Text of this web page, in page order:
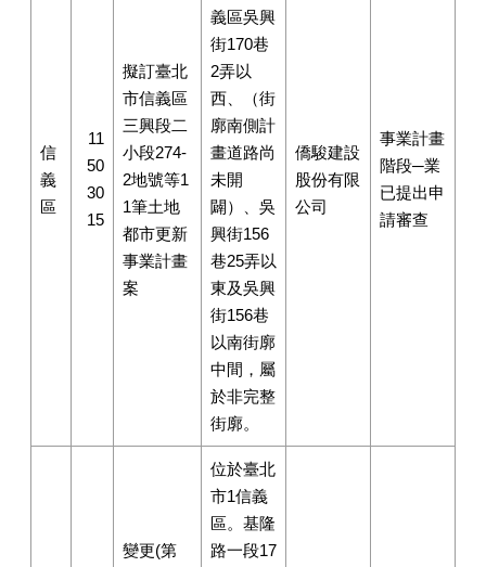
信
義
區
11
50
30
15
擬訂臺北
市信義區
三興段二
小段274-
2地號等1
1筆土地
都市更新
事業計畫
案
義區吳興
街170巷
2弄以
西、（街
廓南側計
畫道路尚
未開
闢）、吳
興街156
巷25弄以
東及吳興
街156巷
以南街廓
中間，屬
於非完整
街廓。
僑駿建設
股份有限
公司
事業計畫
階段─業
已提出申
請審查
變更(第
位於臺北
市1信義
區。基隆
路一段17